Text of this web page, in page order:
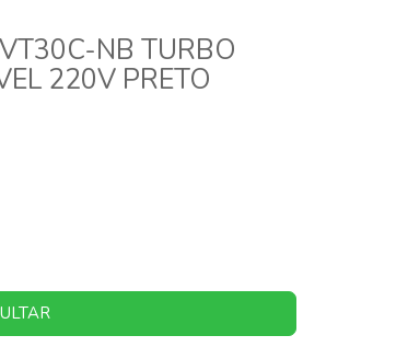
NB TURBO
220V PRETO